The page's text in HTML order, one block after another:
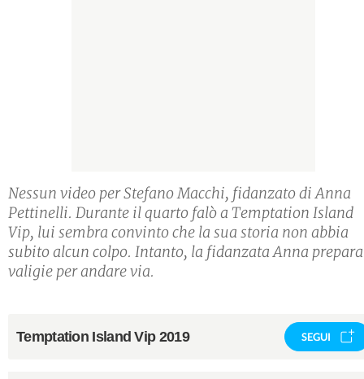
Nessun video per Stefano Macchi, fidanzato di Anna
Pettinelli. Durante il quarto falò a Temptation Island
Vip, lui sembra convinto che la sua storia non abbia
subito alcun colpo. Intanto, la fidanzata Anna
valigie per andare via.
Temptation Island Vip 2019 SEGUI